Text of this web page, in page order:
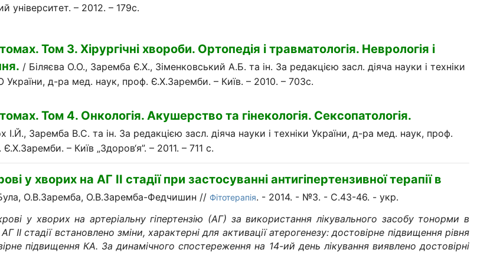
університет. – 2012. – 179с.
Том 3. Хірургічні хвороби. Ортопедія і травматологія. Неврологія і
/ Біляєва О.О., Заремба Є.Х., Зіменковський А.Б. та ін. За редакцією засл. діяча науки і техніки
д-ра мед. наук, проф. Є.Х.Заремби. – Київ. – 2010. – 703с.
Том 4. Онкологія. Акушерство та гінекологія. Сексопатологія.
І.Й., Заремба В.С. та ін. За редакцією засл. діяча науки і техніки України, д-ра мед. наук, проф.
– Київ „Здоров‘я”. – 2011. – 711 с.
у хворих на АГ II стадії при застосуванні антигіпертензивної терапіїв
О.В.Заремба, О.В.Заремба-Федчишин // Фітотерапія. - 2014. - №3. - С.43-46. - укp.
у хворих на артеріальну гіпертензію (АГ) за використання лікувального засобу тонорми в
стадії встановлено зміни, характерні для активації атерогенезу: достовірне підвищення рівня
підвищення КА. За динамічного спостереження на 14-ий день лікування виявлено достовірні